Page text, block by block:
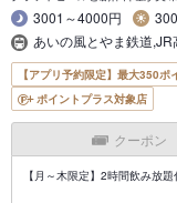
3001～4000円
あいの風とやま鉄道
【アプリ予約限定】最大350ポ
ポイントプラス対象店
クーポン
【月～木限定】2時間飲み放